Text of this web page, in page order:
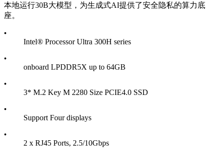
本地运行30B大模型，为生成式AI提供了安全隐私的算力底
座。
•
Intel® Processor Ultra 300H series
•
onboard LPDDR5X up to 64GB
•
3* M.2 Key M 2280 Size PCIE4.0 SSD
•
Support Four displays
•
2 x RJ45 Ports, 2.5/10Gbps